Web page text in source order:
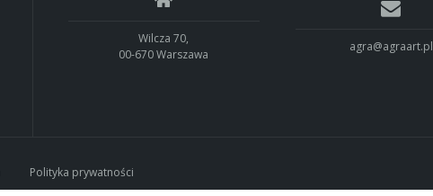
Wilcza 70,
00-670 Warszawa
agra@agraart.pl
Polityka prywatności